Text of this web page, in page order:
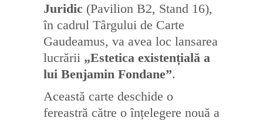
Juridic (Pavilion B2, Stand 16),
în cadrul Târgului de Carte
Gaudeamus, va avea loc lansarea
lucrării „Estetica existențială a
lui Benjamin Fondane”.
Această carte deschide o
fereastră către o înțelegere nouă a